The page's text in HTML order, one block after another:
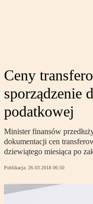
Ceny
sporządzenie
podatkowej
Minister finansów
dokumentacji cen
dziewiątego miesiąca po
Publikacja: 26.03.2018 06:50